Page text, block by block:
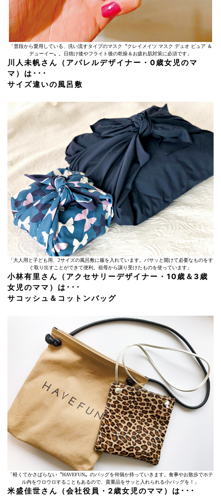
「普段から愛用している、洗い流すタイプのマスク〝クレイメイツ マスク デュオ ピュア ＆
デューイー〟。日焼け後やフライト後の乾燥＆お疲れ肌対策に必須です」
川人未帆さん（アパレルデザイナー・0歳女児のマ
マ）は･･･
サイズ違いの風呂敷
「大人用と子ども用、2サイズの風呂敷に服を入れています。バサッと開けて必要なものをす
ぐ取り出すことができて便利。祖母から譲り受けたものを使っています」
小林有里さん（アクセサリーデザイナー・10歳＆3歳
女児のママ）は･･･
サコッシュ＆コットンバッグ
「軽くてかさばらない〝HAVEFUN〟のバッグを何個か持っていきます。食事やお散歩でホテ
ル内をウロウロすることもあるので、貴重品をサッと入れられる小バッグを！」
米盛佳世さん（会社役員・2歳女児のママ）は･･･